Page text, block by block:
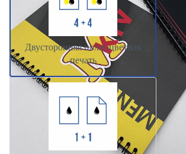
Двусторонняя полноцветная
печать